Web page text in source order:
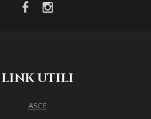
facebookinstagram
LINK UTILI
ASCE